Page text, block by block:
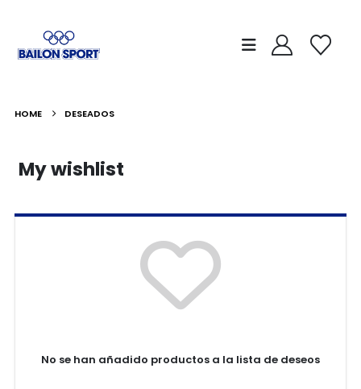
HOME DESEADOS
My wishlist
No se han añadido productos a la lista de deseos